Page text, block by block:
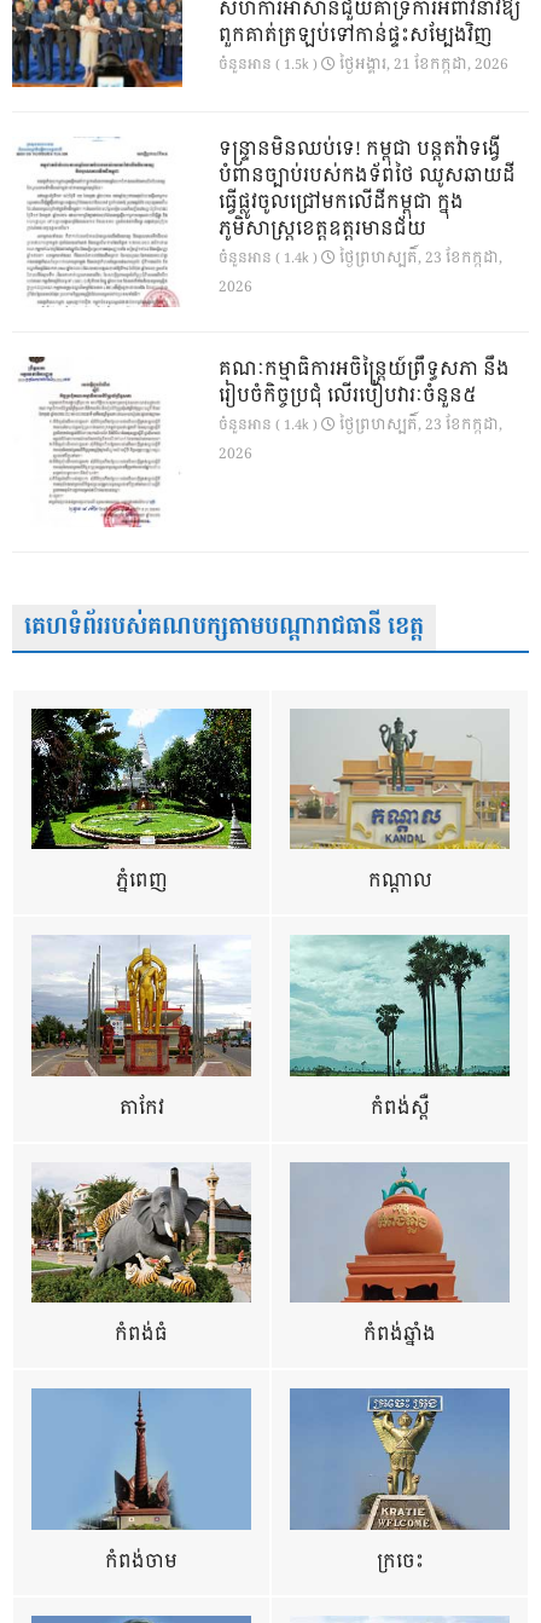
សហការីអាស៊ានជួយគាំទ្រការអំពាវនាវឱ្យ
ពួកគាត់ត្រឡប់ទៅកាន់ផ្ទះសម្បែងវិញ
ចំនួនអាន ( 1.5k ) ថ្ងៃ​អង្គារ, 21 ខែ​កក្កដា, 2026
ទន្ទ្រានមិនឈប់ទេ! កម្ពុជា បន្តតវ៉ាទង្វើ
បំពានច្បាប់របស់កងទ័ពថៃ ឈូសឆាយដី
ធ្វើផ្លូវចូលជ្រៅមកលើដីកម្ពុជា ក្នុង
ភូមិសាស្ត្រខេត្តឧត្តរមានជ័យ
ចំនួនអាន ( 1.4k )
ថ្ងៃ​ព្រហស្បតិ៍, 23 ខែ​កក្កដា,
2026
គណៈកម្មាធិការអចិន្ត្រៃយ៍ព្រឹទ្ធសភា នឹង
រៀបចំកិច្ចប្រជុំ លើរបៀបវារៈចំនួន៥
ចំនួនអាន ( 1.4k )
ថ្ងៃ​ព្រហស្បតិ៍, 23 ខែ​កក្កដា,
2026
គេហទំព័ររបស់គណបក្សតាមបណ្តារាជធានី ខេត្ត
ភ្នំពេញ កណ្តាល
តាកែវ កំពង់ស្ពឺ
កំពង់ធំ កំពង់ឆ្នាំង
កំពង់ចាម ក្រចេះ